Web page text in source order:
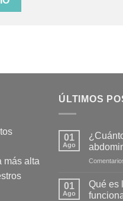
más alta
ÚLTIMOS
01
Ago
01
Ago
Qué es